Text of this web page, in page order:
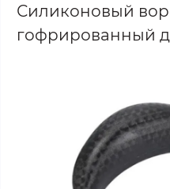
Силиконовый
гофрированный